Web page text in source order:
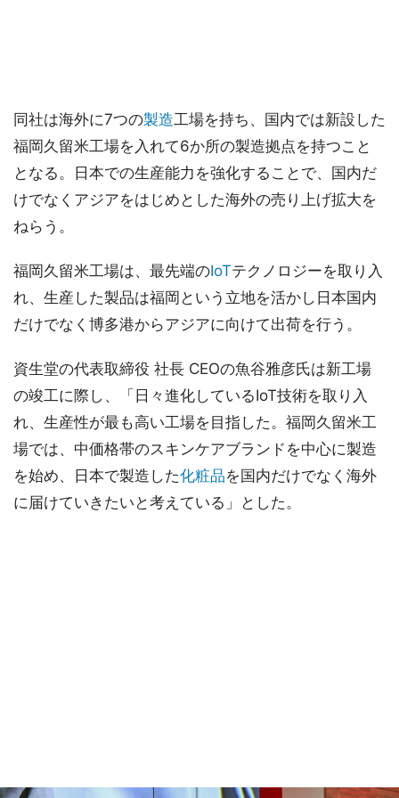
同社は海外に7つの製造工場を持ち、国内では新設した
福岡久留米工場を入れて6か所の製造拠点を持つこと
となる。日本での生産能力を強化することで、国内だ
けでなくアジアをはじめとした海外の売り上げ拡大を
ねらう。
福岡久留米工場は、最先端のIoTテクノロジーを取り入
れ、生産した製品は福岡という立地を活かし日本国内
だけでなく博多港からアジアに向けて出荷を行う。
資生堂の代表取締役 社長 CEOの魚谷雅彦氏は新工場
の竣工に際し、「日々進化しているIoT技術を取り入
れ、生産性が最も高い工場を目指した。福岡久留米工
場では、中価格帯のスキンケアブランドを中心に製造
を始め、日本で製造した化粧品を国内だけでなく海外
に届けていきたいと考えている」とした。